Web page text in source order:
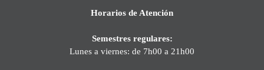
Horarios de Atención
Semestres regulares:
Lunes a viernes: de 7h00 a 21h00